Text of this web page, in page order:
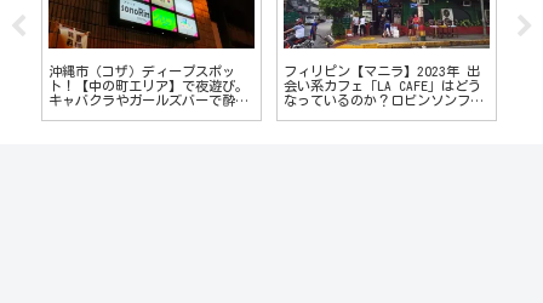
沖縄市（コザ）ディープスポッ
ト！【中の町エリア】で夜遊び。
キャバクラやガールズバーで酔い
フィリピン【マニラ】2023年 出
会い系カフェ「LA CAFE」はどう
なっているのか？ロビンソンフー